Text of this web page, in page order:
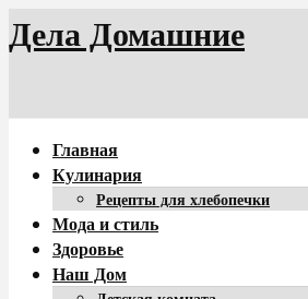
Дела Домашние
Главная
Кулинария
Рецепты для хлебопечки
Мода и стиль
Здоровье
Наш Дом